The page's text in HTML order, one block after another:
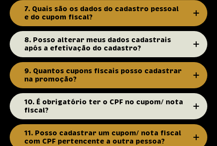
7. Quais são os dados do cadastro pessoal
e do cupom fiscal?
8. Posso alterar meus dados cadastrais
após a efetivação do cadastro?
9. Quantos cupons fiscais posso cadastrar
na promoção?
10. É obrigatório ter o CPF no cupom/ nota
fiscal?
11. Posso cadastrar um cupom/ nota fiscal
com CPF pertencente a outra pessoa?